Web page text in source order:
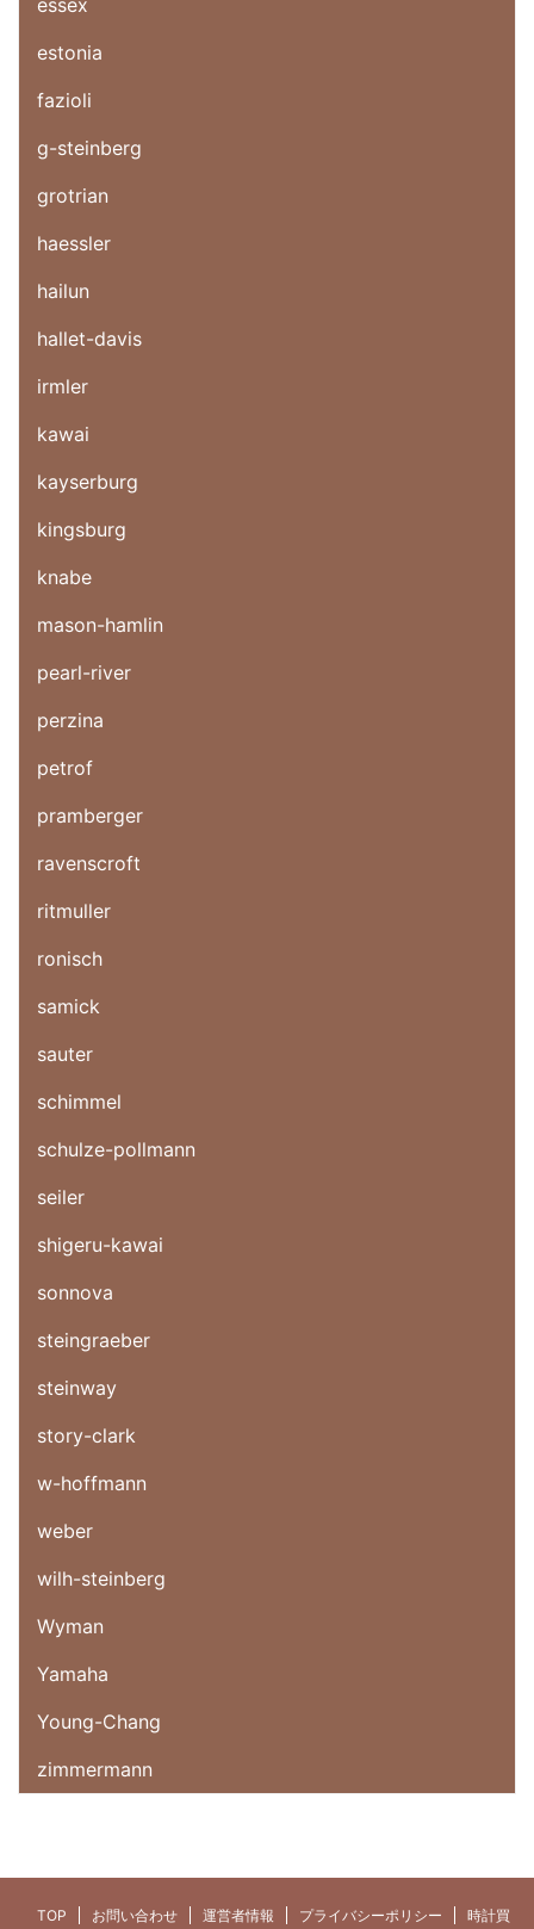
essex
estonia
fazioli
g-steinberg
grotrian
haessler
hailun
hallet-davis
irmler
kawai
kayserburg
kingsburg
knabe
mason-hamlin
pearl-river
perzina
petrof
pramberger
ravenscroft
ritmuller
ronisch
samick
sauter
schimmel
schulze-pollmann
seiler
shigeru-kawai
sonnova
steingraeber
steinway
story-clark
w-hoffmann
weber
wilh-steinberg
Wyman
Yamaha
Young-Chang
zimmermann
TOP お問い合わせ 運営者情報 プライバシーポリシー 時計買